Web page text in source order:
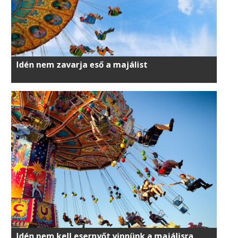
Idén nem zavarja eső a majálist
Idén nem kell esernyőt vinnünk a majálisra